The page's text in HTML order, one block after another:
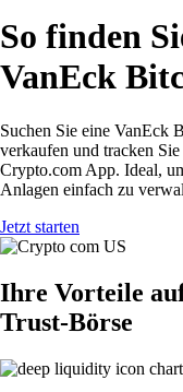
So finden
VanEck
Suchen Sie eine VanEck
verkaufen und tracken
Crypto.com App. Ideal,
Anlagen einfach zu
Jetzt starten
Ihre Vorteile
Trust-Börse